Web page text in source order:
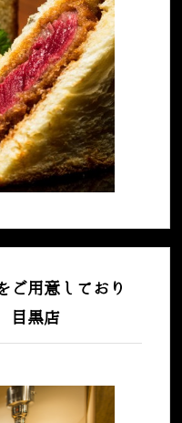
ご用意しており
目黒店